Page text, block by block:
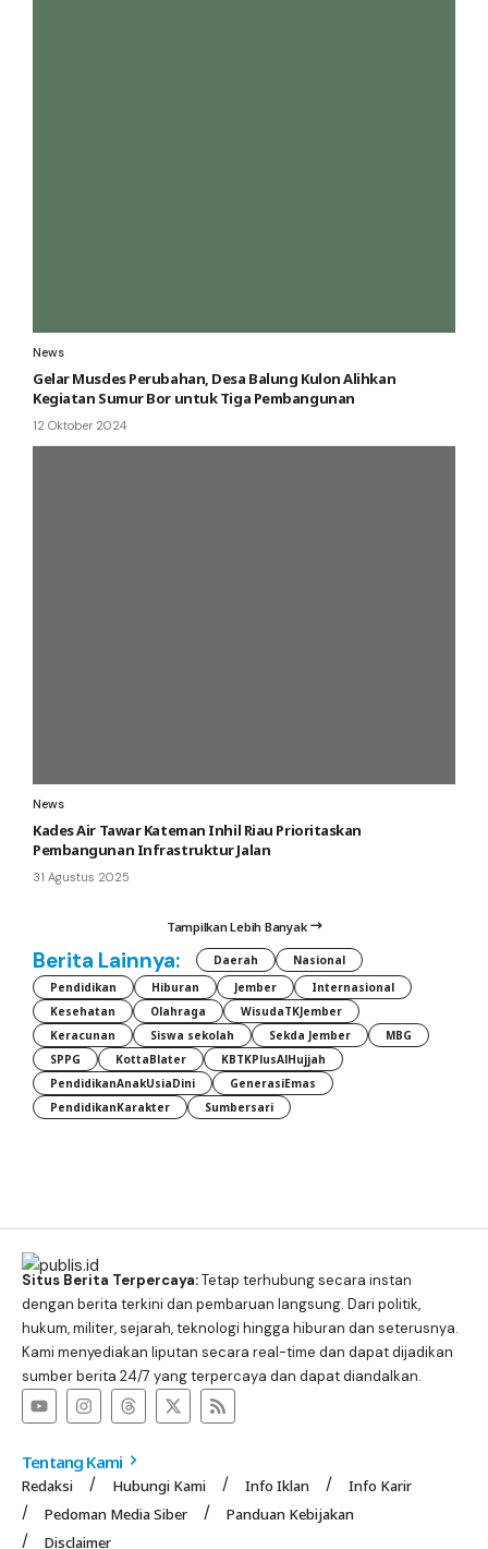
News
Gelar Musdes Perubahan, Desa Balung Kulon Alihkan
Kegiatan Sumur Bor untuk Tiga Pembangunan
12 Oktober 2024
News
Kades Air Tawar Kateman Inhil Riau Prioritaskan
Pembangunan Infrastruktur Jalan
31 Agustus 2025
Tampilkan Lebih Banyak
Berita Lainnya: Daerah
Nasional
Pendidikan
Hiburan Jember
Internasional
Kesehatan
Olahraga
WisudaTKJember
Keracunan
Siswa sekolah Sekda Jember
MBG
SPPG
KottaBlater
KBTKPlusAlHujjah
PendidikanAnakUsiaDini
GenerasiEmas
PendidikanKarakter
Sumbersari
Situs Berita Terpercaya:Tetap terhubung secara instan
dengan berita terkini dan pembaruan langsung. Dari politik,
hukum, militer, sejarah, teknologi hingga hiburan dan seterusnya.
Kami menyediakan liputan secara real-time dan dapat dijadikan
sumber berita 24/7 yang terpercaya dan dapat diandalkan.
Tentang Kami
Redaksi Hubungi Kami Info Iklan
Info Karir
Pedoman Media Siber
Panduan Kebijakan
Disclaimer